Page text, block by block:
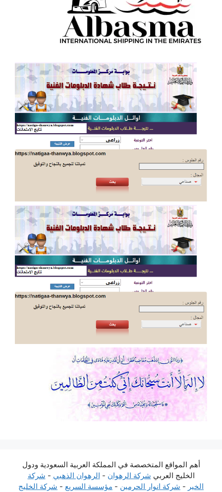
أهم المواقع المتخصصة في المملكة العربية السعودية ودول
الخليج العربي شركة الرهوان - الرهوان الذهبي - شركة
الخير - شركة انوار الحرمين - مؤسسة السريع - شركة الخليج